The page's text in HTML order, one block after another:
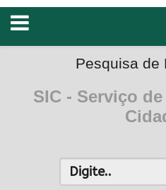
Pesquisa de
SIC - Serviço